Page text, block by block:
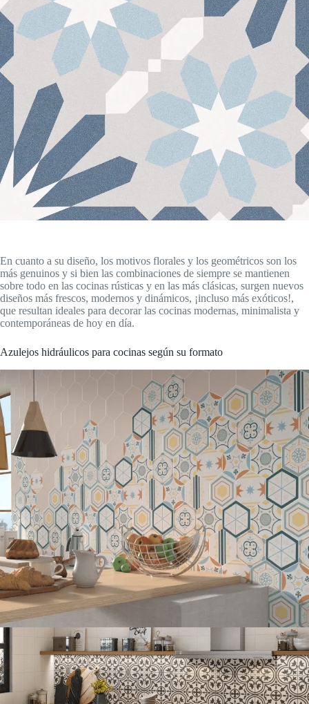
En cuanto a su diseño, los motivos florales y los geométricos son los
más genuinos y si bien las combinaciones de siempre se mantienen
sobre todo en las cocinas rústicas y en las más clásicas, surgen nuevos
diseños más frescos, modernos y dinámicos, ¡incluso más exóticos!,
que resultan ideales para decorar las cocinas modernas, minimalista y
contemporáneas de hoy en día.
Azulejos hidráulicos para cocinas según su formato